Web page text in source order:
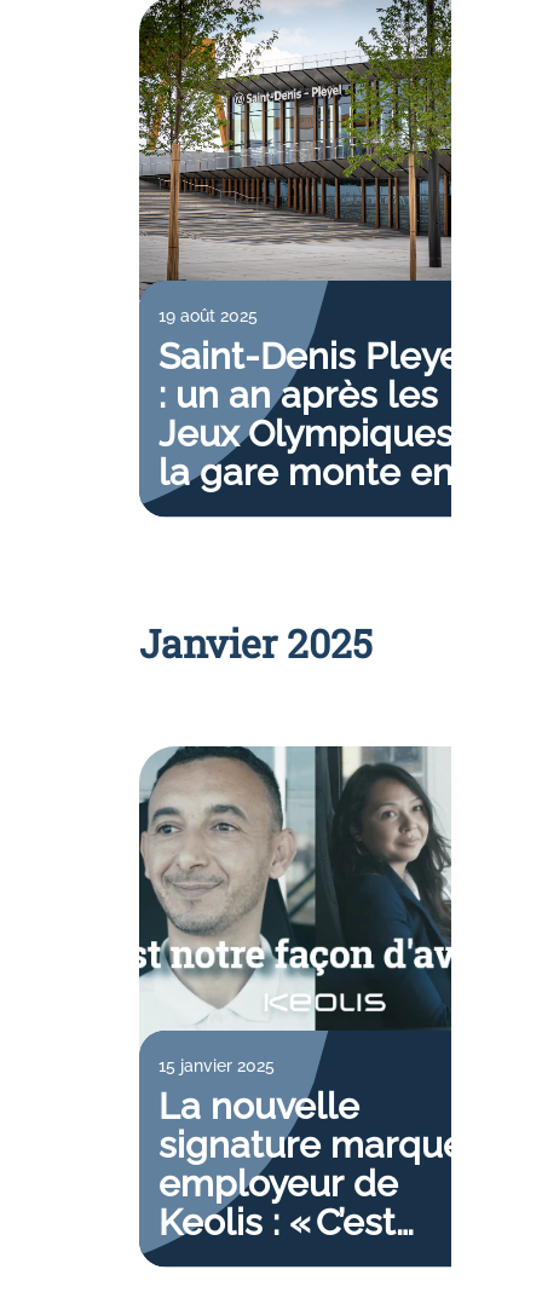
19 août 2025
Saint-Denis Pleyel
: un an après les
Jeux Olympiques,
la gare monte en
puissance
Janvier 2025
15 janvier 2025
La nouvelle
signature marque
employeur de
Keolis : « C’est
notre façon